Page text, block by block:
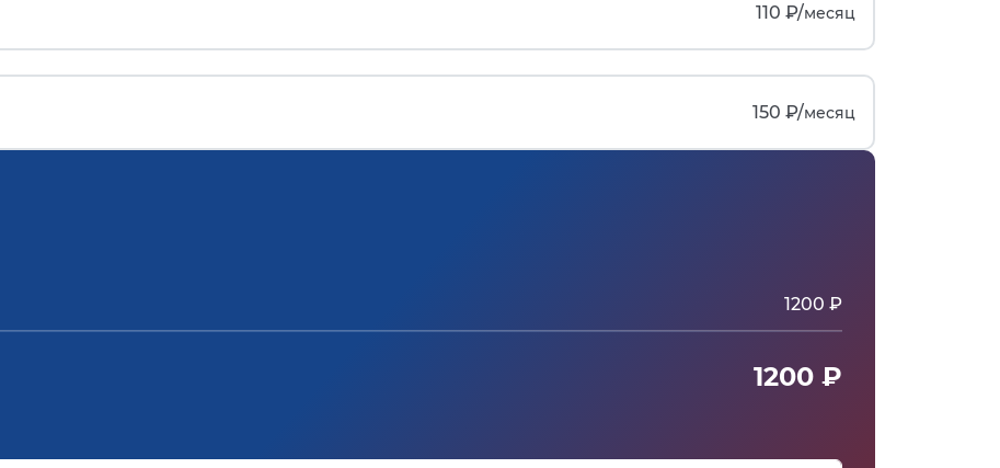
110 ₽/месяц
150 ₽/месяц
1200 ₽
1200 ₽